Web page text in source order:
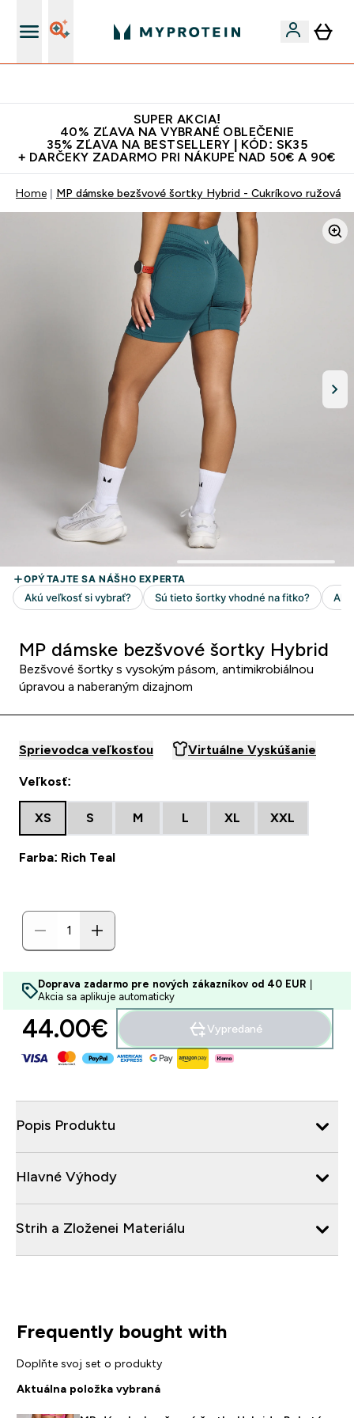
SUPER AKCIA!
40% ZĽAVA NA VYBRANÉ OBLEČENIE
35% ZĽAVA NA BESTSELLERY | KÓD: SK35
+ DARČEKY ZADARMO PRI NÁKUPE NAD 50€ A 90€
Home MP dámske bezšvové šortky Hybrid - Cukríkovo ružová
MP dámske bezšvové šortky Hybrid
Bezšvové šortky s vysokým pásom, antimikrobiálnou
úpravou a naberaným dizajnom
Sprievodca veľkosťou Virtuálne Vyskúšanie
Veľkosť:
XS S M L XL XXL
Farba: Rich Teal
Doprava zadarmo pre nových zákazníkov od 40 EUR
Akcia sa aplikuje automaticky
44.00€‎ Vypredané
Popis Produktu
Hlavné Výhody
Strih a Zloženei Materiálu
Frequently bought with
Doplňte svoj set o produkty
Aktuálna položka vybraná